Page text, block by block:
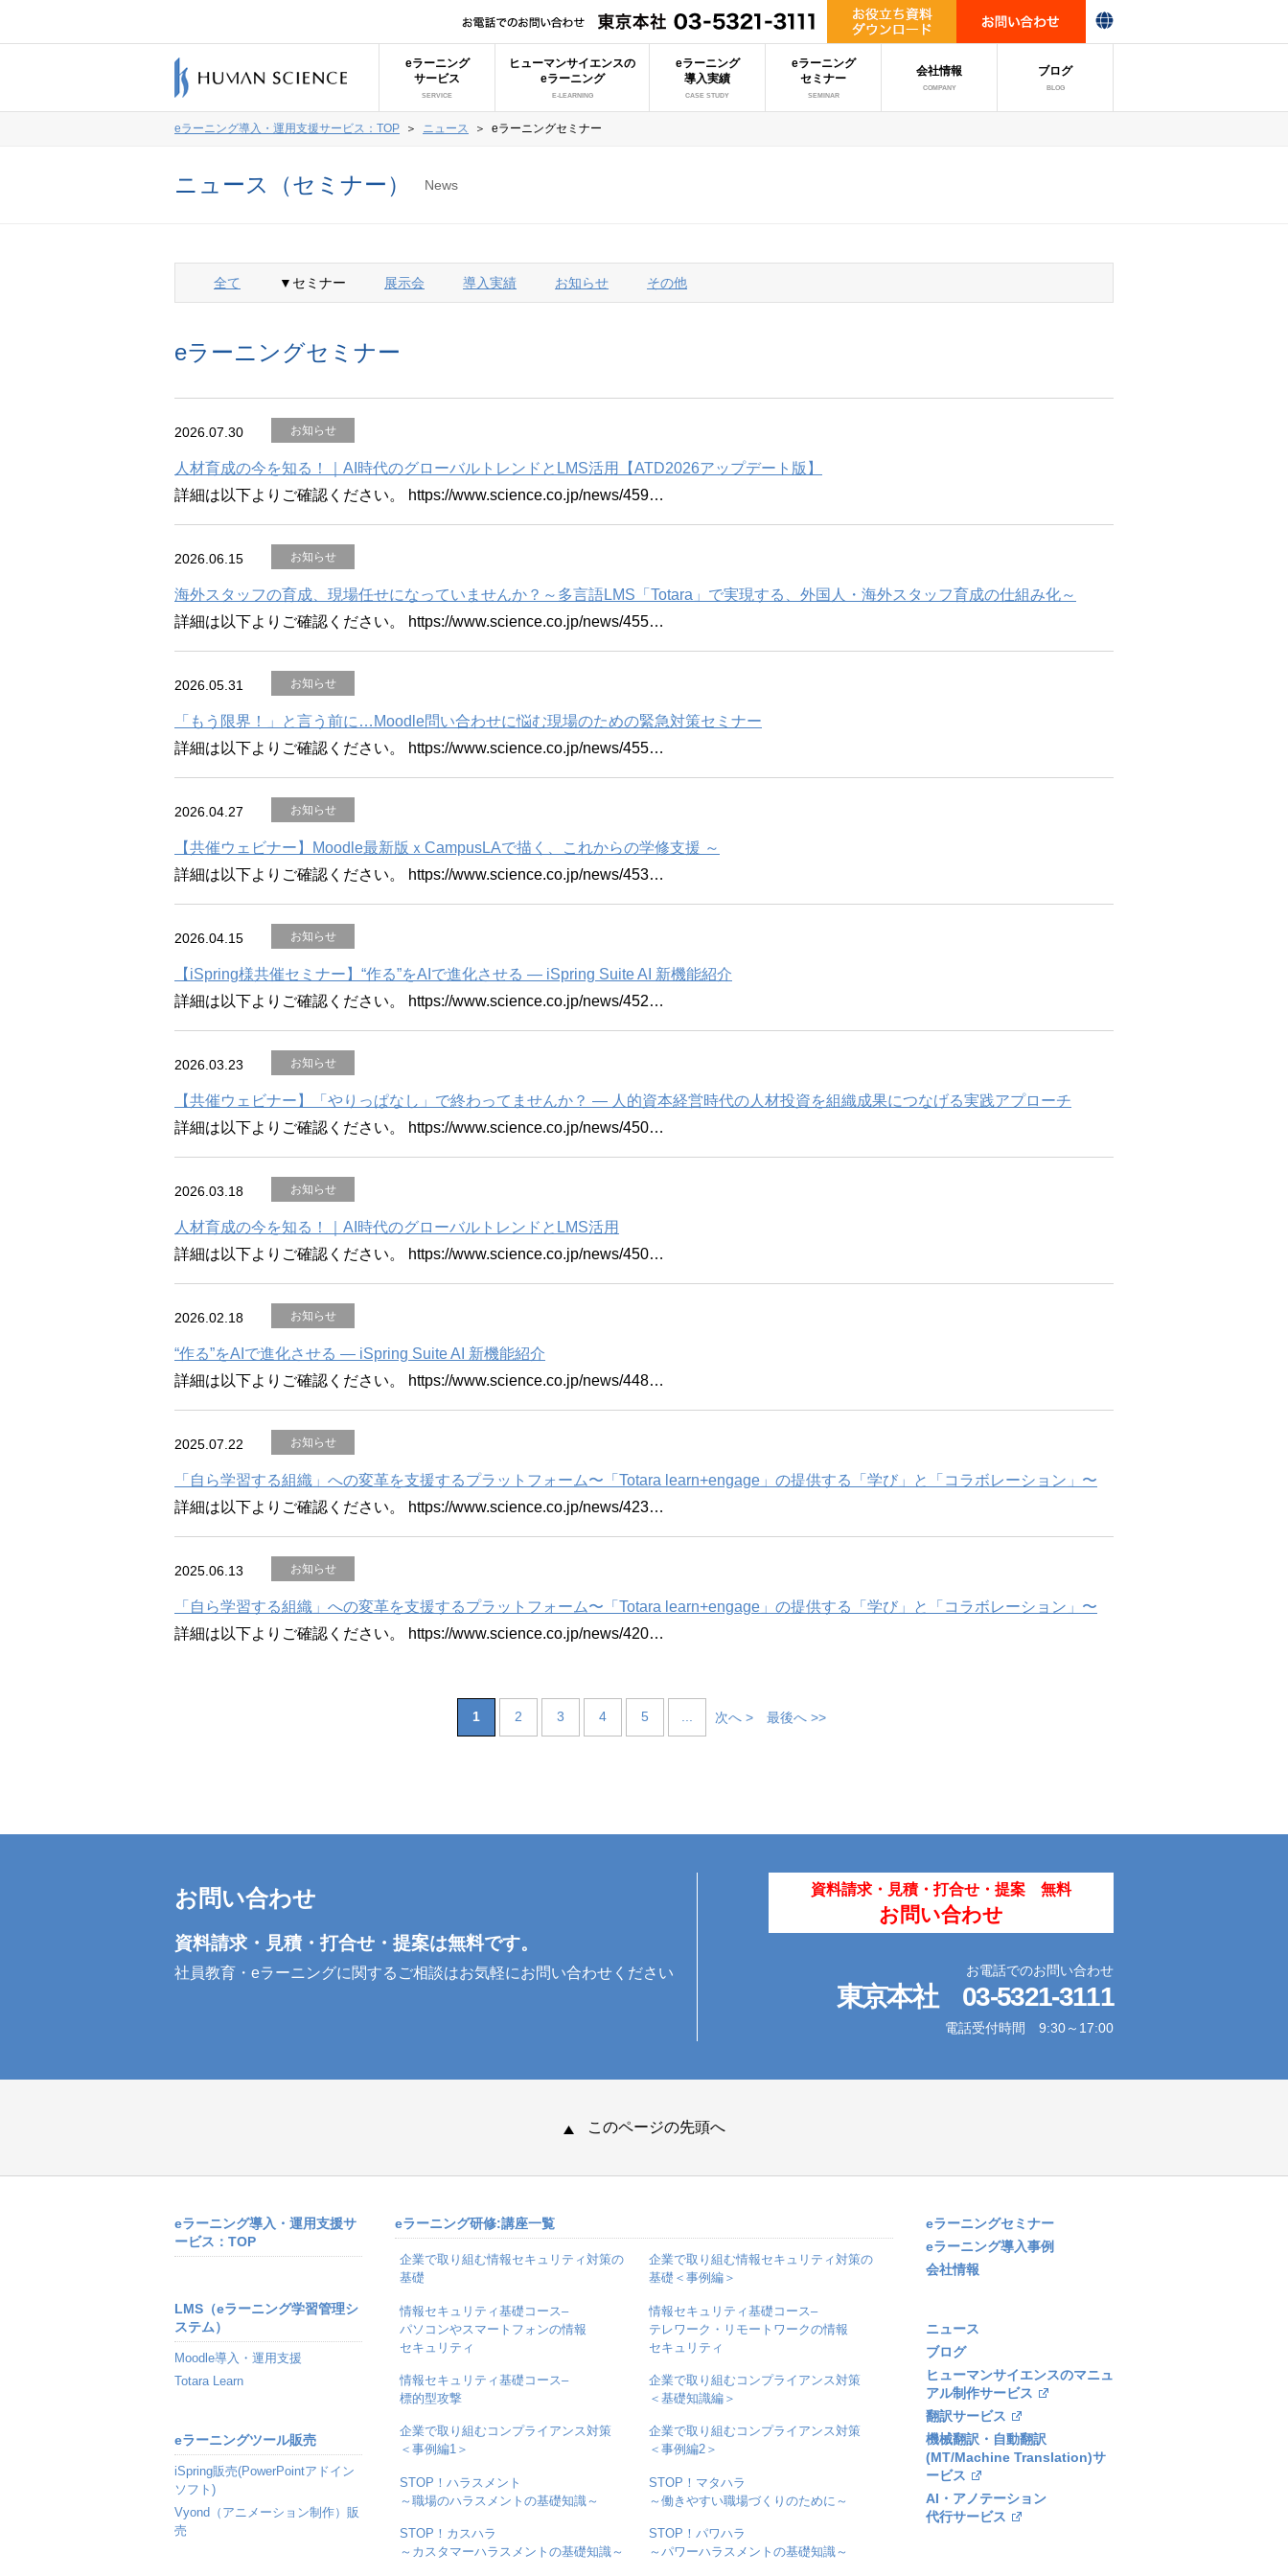
eラーニング
サービス
SERVICE
ヒューマンサイエンスの
eラーニング
E-LEARNING
eラーニング
導入実績
CASE STUDY
eラーニング
セミナー
SEMINAR
会社情報
COMPANY
ブログ
BLOG
eラーニング導入・運用支援サービス：TOP ＞ ニュース ＞ eラーニングセミナー
ニュース（セミナー） News
全て ▼セミナー 展示会 導入実績 お知らせ その他
eラーニングセミナー
2026.07.30 お知らせ
人材育成の今を知る！｜AI時代のグローバルトレンドとLMS活用【ATD2026アップデート版】
詳細は以下よりご確認ください。 https://www.science.co.jp/news/459…
2026.06.15 お知らせ
海外スタッフの育成、現場任せになっていませんか？～多言語LMS「Totara」で実現する、外国人・海外スタッフ育成の仕組み化～
詳細は以下よりご確認ください。 https://www.science.co.jp/news/455…
2026.05.31 お知らせ
「もう限界！」と言う前に…Moodle問い合わせに悩む現場のための緊急対策セミナー
詳細は以下よりご確認ください。 https://www.science.co.jp/news/455…
2026.04.27 お知らせ
【共催ウェビナー】Moodle最新版ｘCampusLAで描く、これからの学修支援 ～
詳細は以下よりご確認ください。 https://www.science.co.jp/news/453…
2026.04.15 お知らせ
【iSpring様共催セミナー】“作る”をAIで進化させる ― iSpring Suite AI 新機能紹介
詳細は以下よりご確認ください。 https://www.science.co.jp/news/452…
2026.03.23 お知らせ
【共催ウェビナー】「やりっぱなし」で終わってませんか？ ― 人的資本経営時代の人材投資を組織成果につなげる実践アプローチ
詳細は以下よりご確認ください。 https://www.science.co.jp/news/450…
2026.03.18 お知らせ
人材育成の今を知る！｜AI時代のグローバルトレンドとLMS活用
詳細は以下よりご確認ください。 https://www.science.co.jp/news/450…
2026.02.18 お知らせ
“作る”をAIで進化させる ― iSpring Suite AI 新機能紹介
詳細は以下よりご確認ください。 https://www.science.co.jp/news/448…
2025.07.22 お知らせ
「自ら学習する組織」への変革を支援するプラットフォーム〜「Totara learn+engage」の提供する「学び」と「コラボレーション」〜
詳細は以下よりご確認ください。 https://www.science.co.jp/news/423…
2025.06.13 お知らせ
「自ら学習する組織」への変革を支援するプラットフォーム〜「Totara learn+engage」の提供する「学び」と「コラボレーション」〜
詳細は以下よりご確認ください。 https://www.science.co.jp/news/420…
1 2 3 4 5 次へ > 最後へ >>
お問い合わせ
資料請求・見積・打合せ・提案は無料です。
社員教育・eラーニングに関するご相談はお気軽にお問い合わせください
資料請求・見積・打合せ・提案 無料
お問い合わせ
お電話でのお問い合わせ
東京本社 03-5321-3111
電話受付時間 9:30～17:00
このページの先頭へ
eラーニング導入・運用支援サ
ービス：TOP
LMS（eラーニング学習管理シ
ステム）
Moodle導入・運用支援
Totara Learn
eラーニングツール販売
iSpring販売(PowerPointアドイン
ソフト)
Vyond（アニメーション制作）販
売
eラーニング研修:講座一覧
企業で取り組む情報セキュリティ対策の
基礎
企業で取り組む情報セキュリティ対策の
基礎＜事例編＞
情報セキュリティ基礎コース–
パソコンやスマートフォンの情報
セキュリティ
情報セキュリティ基礎コース–
テレワーク・リモートワークの情報
セキュリティ
情報セキュリティ基礎コース–
標的型攻撃
企業で取り組むコンプライアンス対策
＜基礎知識編＞
企業で取り組むコンプライアンス対策
＜事例編1＞
企業で取り組むコンプライアンス対策
＜事例編2＞
STOP！ハラスメント
～職場のハラスメントの基礎知識～
STOP！マタハラ
～働きやすい職場づくりのために～
STOP！カスハラ
～カスタマーハラスメントの基礎知識～
STOP！パワハラ
～パワーハラスメントの基礎知識～
eラーニングセミナー
eラーニング導入事例
会社情報
ニュース
ブログ
ヒューマンサイエンスのマニュ
アル制作サービス
翻訳サービス
機械翻訳・自動翻訳
(MT/Machine Translation)サ
ービス
AI・アノテーション
代行サービス